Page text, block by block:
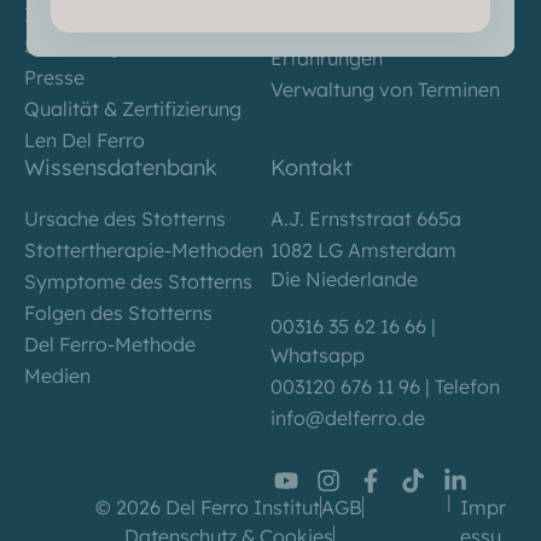
Institut Amsterdam
Stellenangebote
Presse
Qualität & Zertifizierung
Len Del Ferro
Erfahrungen
Verwaltung von Terminen
Wissensdatenbank
Ursache des Stotterns
Stottertherapie-Methoden
Symptome des Stotterns
Folgen des Stotterns
Del Ferro-Methode
Medien
Kontakt
A.J. Ernststraat 665a
1082 LG Amsterdam
Die Niederlande
00316 35 62 16 66 |
Whatsapp
003120 676 11 96 | Telefon
info@delferro.de
© 2026 Del Ferro InstitutAGB
| Impr